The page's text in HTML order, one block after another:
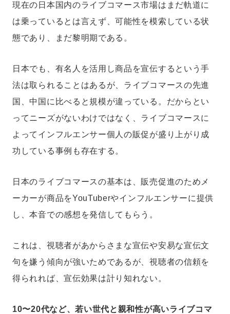
現在の日本国内のライブコマース市場はまだ軌道に
は乗っているとは言えず、可能性を模索している状
態であり、まだ黎明期である。
日本でも、有名人を活用し商品を宣伝するという手
法は取られることはあるが、ライブコマースの先進
国、中国に比べると規模が違っている。だからとい
ってニーズがないわけではなく、ライブコマースに
よってインフルエンサー個人の販促が盛り上がり成
功している事例も存在する。
日本のライブコマースの基本は、販売促進のためメ
ーカーが商品をYouTuberやインフルエンサーに提供
し、本音での感想を発信してもらう。
これは、視聴者があからさまな宣伝や安易な宣伝文
句を嫌う傾向が強いためであるが、視聴者の信頼を
得られれば、宣伝効果は計り知れない。
10〜20代など、若い世代と親和性が高いライブコマ